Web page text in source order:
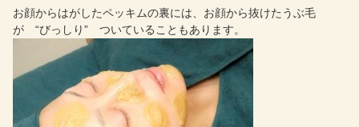
お顔からはがしたペッキムの裏には、お顔から抜けたうぶ毛
が “びっしり” ついていることもあります。